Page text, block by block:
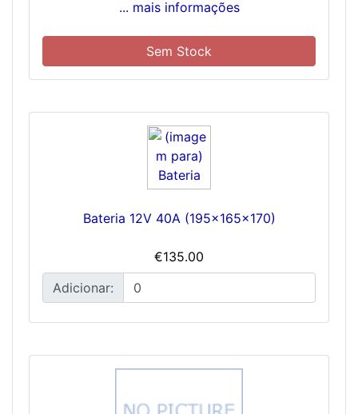
... mais informações
Sem Stock
Bateria 12V 40A (195x165x170)
€135.00
Adicionar: